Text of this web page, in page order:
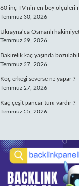
60 inç TV’nin en boy ölçüleri
Temmuz 30, 2026
Ukrayna’da Osmanlı
Temmuz 29, 2026
Bakirelik kaç yaşında
Temmuz 27, 2026
Koç erkeği severse ne yapar ?
Temmuz 27, 2026
Kaç çeşit pancar türü vardır ?
Temmuz 25, 2026